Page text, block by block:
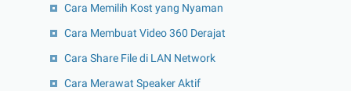
Cara Memilih Kost yang Nyaman
Cara Membuat Video 360 Derajat
Cara Share File di LAN Network
Cara Merawat Speaker Aktif